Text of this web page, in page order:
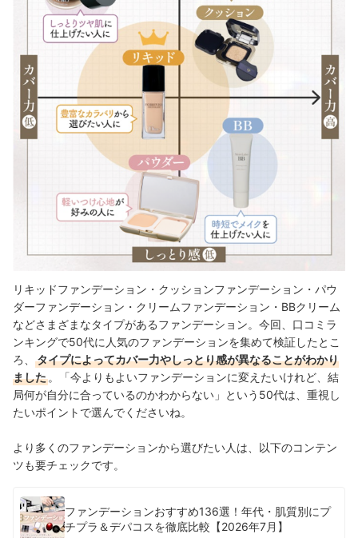
リキッドファンデーション・クッションファンデーション・パウ
ダーファンデーション・クリームファンデーション・BBクリーム
などさまざまなタイプがあるファンデーション。今回、口コミラ
ンキングで50代に人気のファンデーションを集めて検証したとこ
ろ、
タイプによってカバー力やしっとり感が異なることがわかり
ました 。「今よりもよいファンデーションに変えたいけれど、結
局何が自分に合っているのかわからない」という50代は、重視し
たいポイントで選んでくださいね。
より多くのファンデーションから選びたい人は、以下のコンテン
ツも要チェックです。
ファンデーションおすすめ136選！年代・肌質別にプ
チプラ＆デパコスを徹底比較【2026年7月】